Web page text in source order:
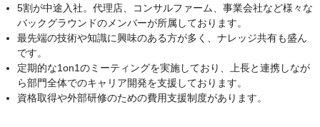
5割が中途入社。代理店、コンサルファーム、事業会社など様々な
バックグラウンドのメンバーが所属しております。
最先端の技術や知識に興味のある方が多く、ナレッジ共有も盛ん
です。
定期的な1on1のミーティングを実施しており、上長と連携しなが
ら部門全体でのキャリア開発を支援しております。
資格取得や外部研修のための費用支援制度があります。